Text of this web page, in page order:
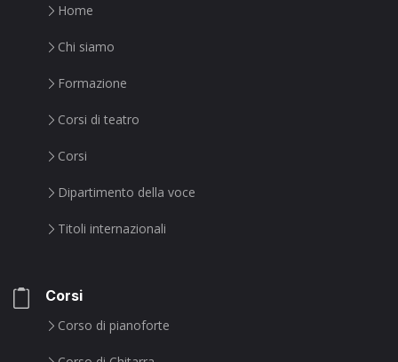
Home
Chi siamo
Formazione
Corsi di teatro
Corsi
Dipartimento della voce
Titoli internazionali
Corsi
Corso di pianoforte